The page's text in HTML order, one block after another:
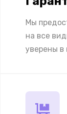
Мы
на все
уверены в